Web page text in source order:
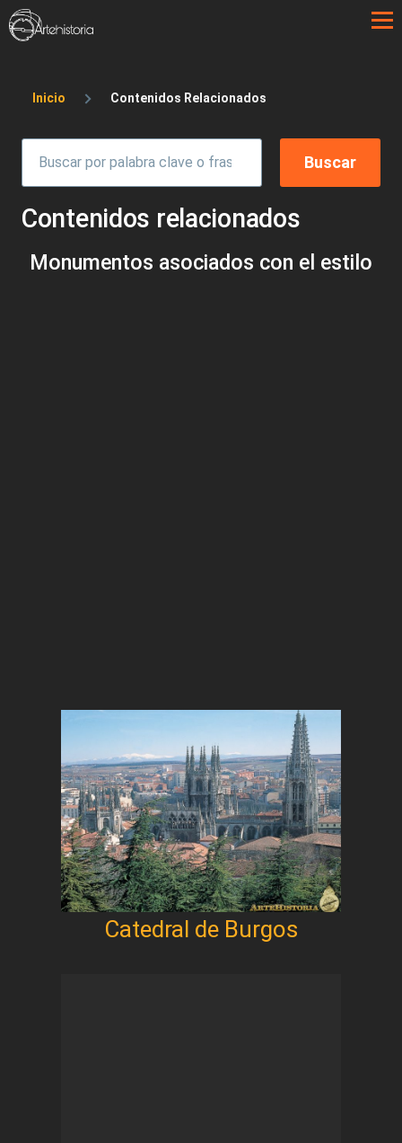
Pasar al contenido principal
Sobrescribir enlaces de ayuda a la
Inicio Contenidos Relacionados
Contenidos relacionados
Monumentos asociados con el estilo
Catedral de Burgos